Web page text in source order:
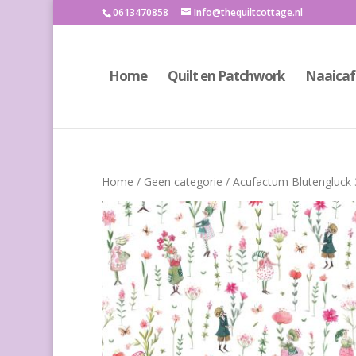
0613470858 Info@thequiltcottage.nl
Home Quilt en Patchwork
Home / Geen categorie / Acufactum Blutengluck